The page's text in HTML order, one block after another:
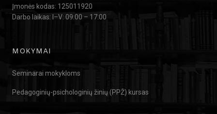
Įmonės kodas: 125011920
Darbo laikas: I–V: 09:00 – 17:00
MOKYMAI
Seminarai mokykloms
Pedagoginių-psichologinių žinių (PPŽ) kursas